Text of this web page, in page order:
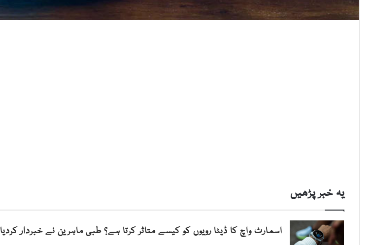
یہ خبر پڑھیں
اسمارٹ واچ کا ڈیٹا رویوں کو کیسے متاثر کرتا ہے؟ طبی ماہرین نے خبردار کردیا